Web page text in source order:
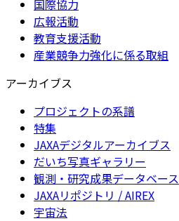
国際協力
広報活動
教育支援活動
産業競争力強化に係る取組
アーカイブス
プロジェクトの系譜
特集
JAXAデジタルアーカイブス
だいち写真ギャラリー
観測・研究成果データベース
JAXAリポジトリ / AIREX
宇宙法